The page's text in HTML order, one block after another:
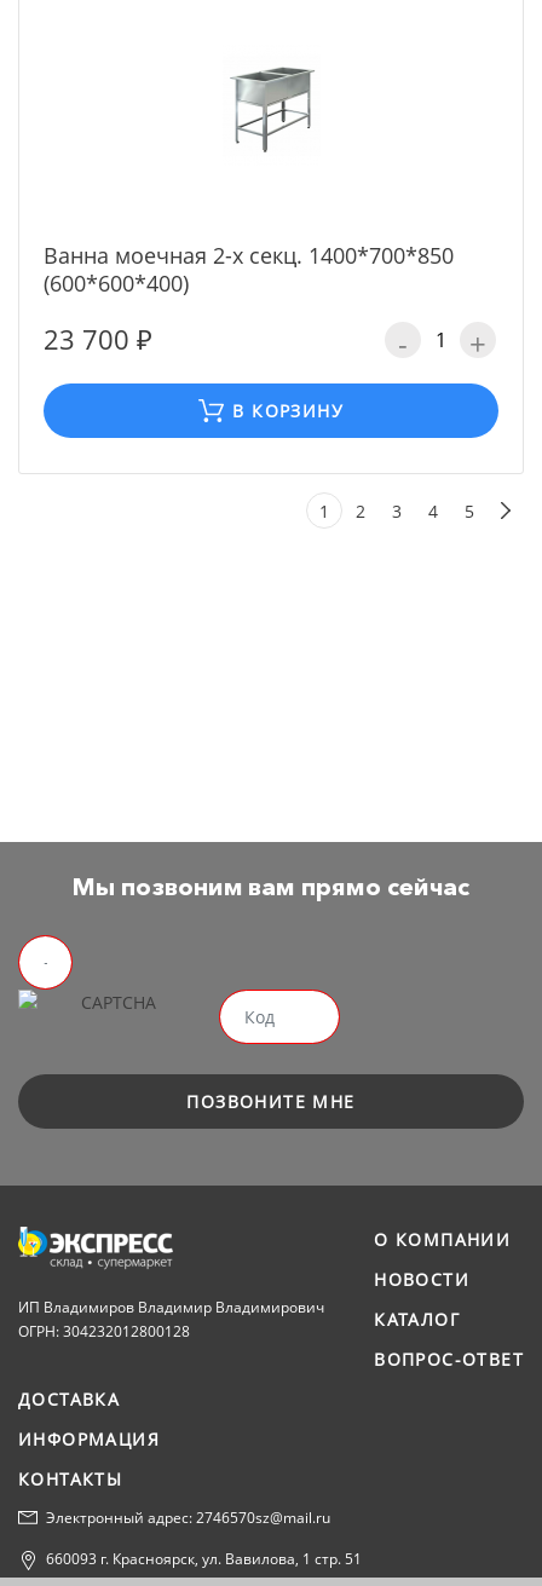
Ванна моечная 2-х секц. 1400*700*850
(600*600*400)
23 700 ₽ - +
В КОРЗИНУ
1 2 3 4 5
Мы позвоним вам прямо сейчас
ПОЗВОНИТЕ МНЕ
ИП Владимиров Владимир Владимирович
ОГРН: 304232012800128
О КОМПАНИИ
НОВОСТИ
КАТАЛОГ
ВОПРОС-ОТВЕТ
ДОСТАВКА
ИНФОРМАЦИЯ
КОНТАКТЫ
Электронный адрес: 2746570sz@mail.ru
660093 г. Красноярск, ул. Вавилова, 1 стр. 51